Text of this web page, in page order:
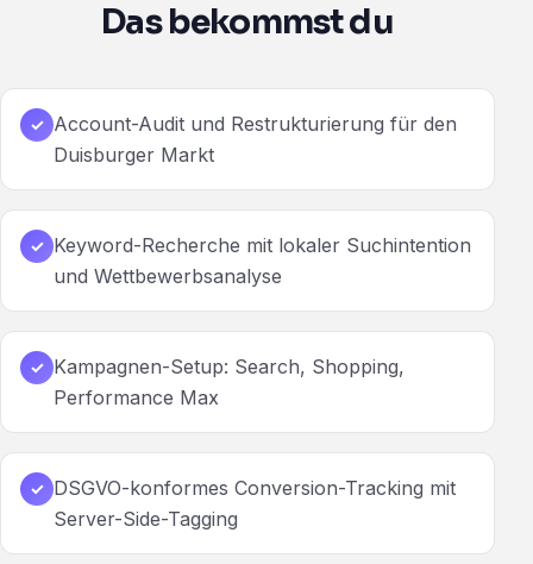
Das bekommst du
✓ Account-Audit und Restrukturierung für den
Duisburger Markt
✓ Keyword-Recherche mit lokaler Suchintention
und Wettbewerbsanalyse
✓ Kampagnen-Setup: Search, Shopping,
Performance Max
✓ DSGVO-konformes Conversion-Tracking mit
Server-Side-Tagging